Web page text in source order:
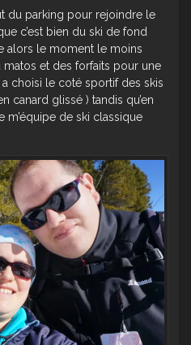
du parking pour rejoindre le
c’est bien du ski de fond
alors le moment le moins
et des forfaits pour une
choisi le coté sportif des skis
canard glissé ) tandis qu’en
m’équipe de ski classique